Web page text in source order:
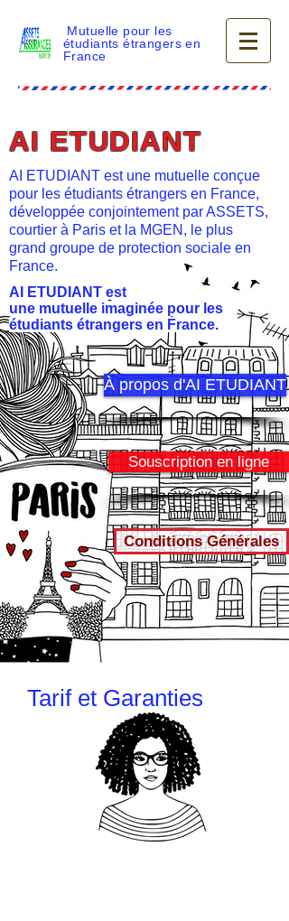
Mutuelle pour les
étudiants étrangers en
France
AI ETUDIANT est une mutuelle conçue
pour les étudiants étrangers en France,
développée conjointement par ASSETS,
courtier à Paris et la MGEN, le plus
grand groupe de protection sociale en
France.
À propos d'AI ETUDIANT
Souscription en ligne
Conditions Générales
AI ETUDIANT
AI ETUDIANT est
une mutuelle imaginée pour les
étudiants étrangers en France.
Tarif et Garanties